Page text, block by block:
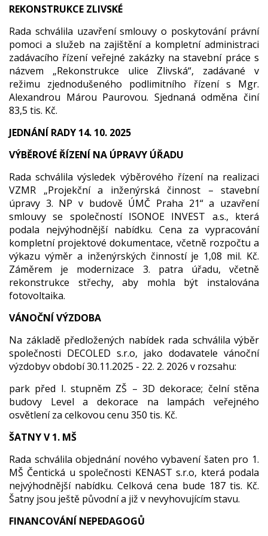
REKONSTRUKCE ZLIVSKÉ
Rada schválila uzavření smlouvy o poskytování právní
pomoci a služeb na zajištění a kompletní administraci
zadávacího řízení veřejné zakázky na stavební práce s
názvem „Rekonstrukce ulice Zlivská“, zadávané v
režimu zjednodušeného podlimitního řízení s Mgr.
Alexandrou Márou Paurovou. Sjednaná odměna činí
83,5 tis. Kč.
JEDNÁNÍ RADY 14. 10. 2025
VÝBĚROVÉ ŘÍZENÍ NA ÚPRAVY ÚŘADU
Rada schválila výsledek výběrového řízení na realizaci
VZMR „Projekční a inženýrská činnost – stavební
úpravy 3. NP v budově ÚMČ Praha 21“ a uzavření
smlouvy se společností ISONOE INVEST a.s., která
podala nejvýhodnější nabídku. Cena za vypracování
kompletní projektové dokumentace, včetně rozpočtu a
výkazu výměr a inženýrských činností je 1,08 mil. Kč.
Záměrem je modernizace 3. patra úřadu, včetně
rekonstrukce střechy, aby mohla být instalována
fotovoltaika.
VÁNOČNÍ VÝZDOBA
Na základě předložených nabídek rada schválila výběr
společnosti DECOLED s.r.o, jako dodavatele vánoční
výzdobyv období 30.11.2025 - 22. 2. 2026 v rozsahu:
park před I. stupněm ZŠ – 3D dekorace; čelní stěna
budovy Level a dekorace na lampách veřejného
osvětlení za celkovou cenu 350 tis. Kč.
ŠATNY V 1. MŠ
Rada schválila objednání nového vybavení šaten pro 1.
MŠ Čentická u společnosti KENAST s.r.o, která podala
nejvýhodnější nabídku. Celková cena bude 187 tis. Kč.
Šatny jsou ještě původní a již v nevyhovujícím stavu.
FINANCOVÁNÍ NEPEDAGOGŮ